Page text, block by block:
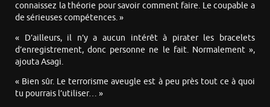
connaissez la théorie pour savoir comment faire. Le coupable a
de sérieuses compétences. »
« D’ailleurs, il n’y a aucun intérêt à pirater les bracelets
d’enregistrement, donc personne ne le fait. Normalement »,
ajouta Asagi.
« Bien sûr. Le terrorisme aveugle est à peu près tout ce à quoi
tu pourrais l’utiliser… »